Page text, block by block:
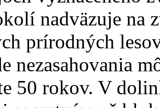
nadväzuje
prírodných
nezasahovania
50 rokov. V